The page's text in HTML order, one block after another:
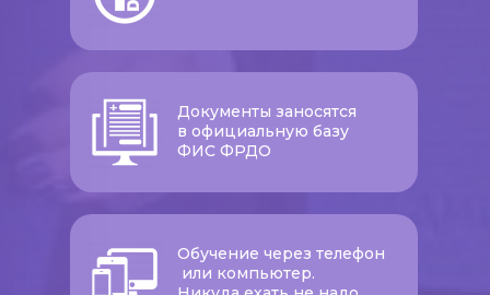
Документы заносятся
в официальную базу
ФИС ФРДО
Обучение через телефон
или компьютер.